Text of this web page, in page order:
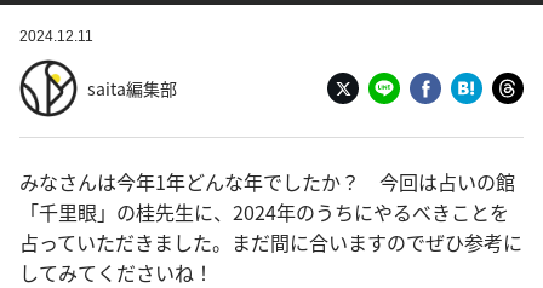
2024.12.11
saita編集部
みなさんは今年1年どんな年でしたか？ 今回は占いの館
「千里眼」の桂先生に、2024年のうちにやるべきことを
占っていただきました。まだ間に合いますのでぜひ参考に
してみてくださいね！